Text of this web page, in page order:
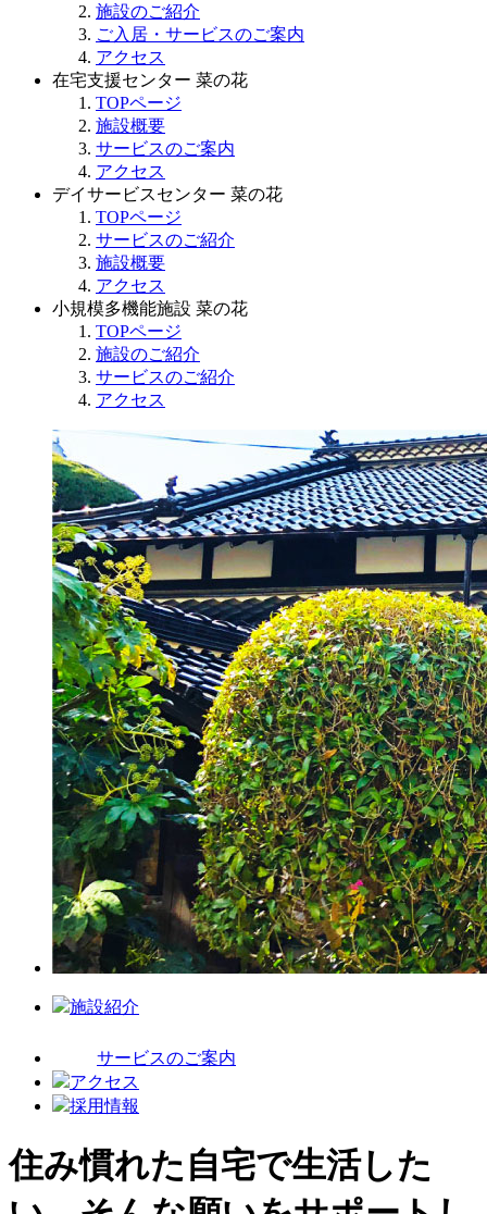
施設のご紹介
ご入居・サービスのご案内
アクセス
在宅支援センター 菜の花
TOPページ
施設概要
サービスのご案内
アクセス
デイサービスセンター 菜の花
TOPページ
サービスのご紹介
施設概要
アクセス
小規模多機能施設 菜の花
TOPページ
施設のご紹介
サービスのご紹介
アクセス
施設紹介
サービスのご案内
アクセス
採用情報
住み慣れた自宅で生活した